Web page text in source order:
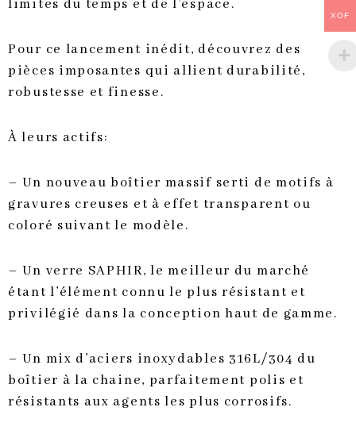
limites du temps et de l’espace.
Pour ce lancement inédit, découvrez des
pièces imposantes qui allient durabilité,
robustesse et finesse.
À leurs actifs:
– Un nouveau boîtier massif serti de motifs à
gravures creuses et à effet transparent ou
coloré suivant le modèle.
– Un verre SAPHIR, le meilleur du marché
étant l’élément connu le plus résistant et
privilégié dans la conception haut de gamme.
– Un mix d’aciers inoxydables 316L/304 du
boîtier à la chaine, parfaitement polis et
résistants aux agents les plus corrosifs.
XOF